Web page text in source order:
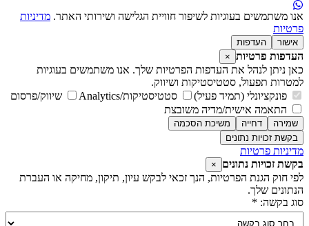
משתמשים בעוגיות לשיפור חוויית הגלישה ושירותי האתר.מדיניות
אישור העדפות
פרטיות ×
ניתן לנהל את העדפות הפרטיות שלך. אנו משתמשים בעוגיות
תפעול, סטטיסטיקות ושיווק.
פונקציונלי (תמיד פעיל)
סטטיסטיקות/Analytics
שיווק/פרסום
התאמה אישית/מדיה משובצת
שמירה דחייה
משיכת הסכמה
בקשת זכויות נתונים
פרטיות
זכויות נתונים ×
חוק הגנת הפרטיות, הנך זכאי לבקש עיון, תיקון, מחיקה או העברת
שלך.
בקשה: *